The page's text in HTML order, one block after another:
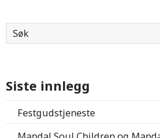
Siste innlegg
Festgudstjeneste